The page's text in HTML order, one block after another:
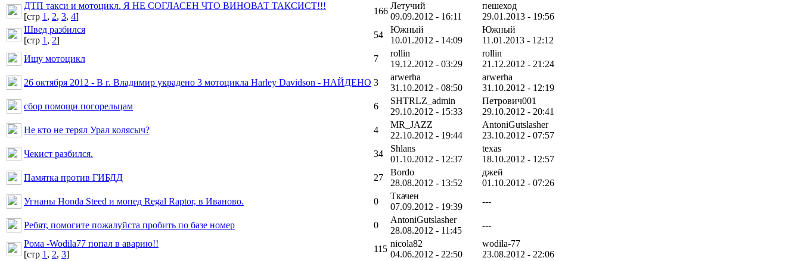
ДТП такси и мотоцикл. Я НЕ СОГЛАСЕН ЧТО ВИНОВАТ ТАКСИСТ!!!
[cтр 1, 2, 3, 4]
166
Летучий
09.09.2012 - 16:11
пешеход
29.01.2013 - 19:56
Швед разбился
[cтр 1, 2]
54
Южный
10.01.2012 - 14:09
Южный
11.01.2013 - 12:12
Ищу мотоцикл
7
rollin
19.12.2012 - 03:29
rollin
21.12.2012 - 21:24
26 октября 2012 - В г. Владимир украдено 3 мотоцикла Harley Davidson - НАЙДЕНО 3
arwerha
31.10.2012 - 08:50
arwerha
31.10.2012 - 12:19
сбор помощи погорельцам
6
SHTRLZ_admin
29.10.2012 - 15:33
Петрович001
29.10.2012 - 20:41
Не кто не терял Урал колясыч?
4
MR_JAZZ
22.10.2012 - 19:44
AntoniGutslasher
23.10.2012 - 07:57
Чекист разбился.
34
Shlans
01.10.2012 - 12:37
texas
18.10.2012 - 12:57
Памятка против ГИБДД
27
Bordo
28.08.2012 - 13:52
джей
01.10.2012 - 07:26
Угнаны Honda Steed и мопед Regal Raptor, в Иваново.
0
Ткачен
07.09.2012 - 19:39
---
Ребят, помогите пожалуйста пробить по базе номер 0
AntoniGutslasher
28.08.2012 - 11:45
---
Рома -Wodila77 попал в аварию!!
[cтр 1, 2, 3]
115
nicola82
04.06.2012 - 22:50
wodila-77
23.08.2012 - 22:06